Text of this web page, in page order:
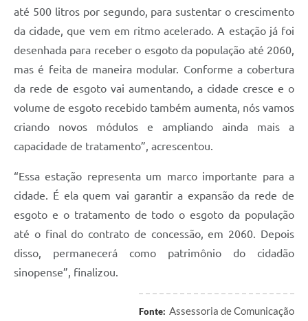
até 500 litros por segundo, para sustentar o crescimento
da cidade, que vem em ritmo acelerado. A estação já foi
desenhada para receber o esgoto da população até 2060,
mas é feita de maneira modular. Conforme a cobertura
da rede de esgoto vai aumentando, a cidade cresce e o
volume de esgoto recebido também aumenta, nós vamos
criando novos módulos e ampliando ainda mais a
capacidade de tratamento”, acrescentou.
“Essa estação representa um marco importante para a
cidade. É ela quem vai garantir a expansão da rede de
esgoto e o tratamento de todo o esgoto da população
até o final do contrato de concessão, em 2060. Depois
disso, permanecerá como patrimônio do cidadão
sinopense”, finalizou.
Fonte: Assessoria de Comunicação